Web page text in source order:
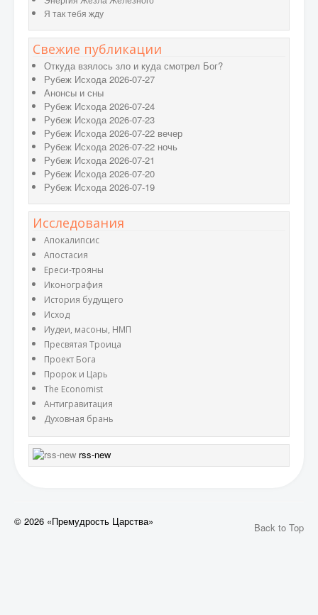
Я так тебя жду
Свежие публикации
Откуда взялось зло и куда смотрел Бог?
Рубеж Исхода 2026-07-27
Анонсы и сны
Рубеж Исхода 2026-07-24
Рубеж Исхода 2026-07-23
Рубеж Исхода 2026-07-22 вечер
Рубеж Исхода 2026-07-22 ночь
Рубеж Исхода 2026-07-21
Рубеж Исхода 2026-07-20
Рубеж Исхода 2026-07-19
Исследования
Апокалипсис
Апостасия
Ереси-трояны
Иконография
История будущего
Исход
Иудеи, масоны, НМП
Пресвятая Троица
Проект Бога
Пророк и Царь
The Economist
Антигравитация
Духовная брань
rss-new
Back to Top
© 2026 «Премудрость Царства»